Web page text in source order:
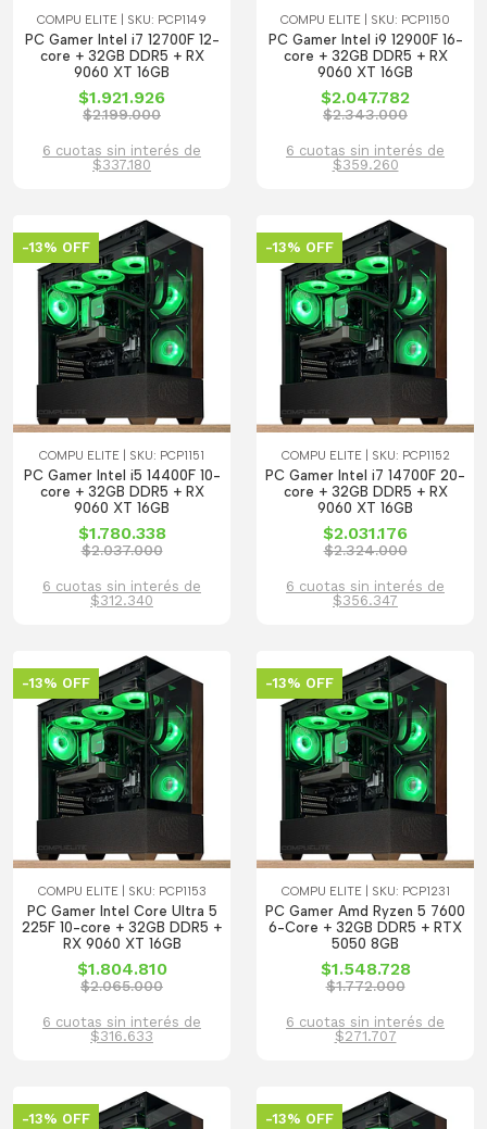
COMPU ELITE | SKU: PCP1149
PC Gamer Intel i7 12700F 12-
core + 32GB DDR5 + RX
9060 XT 16GB
$1.921.926
$2.199.000
6 cuotas sin interés de
$337.180
COMPU ELITE | SKU: PCP1150
PC Gamer Intel i9 12900F 16-
core + 32GB DDR5 + RX
9060 XT 16GB
$2.047.782
$2.343.000
6 cuotas sin interés de
$359.260
-13% OFF
COMPU ELITE | SKU: PCP1151
PC Gamer Intel i5 14400F 10-
core + 32GB DDR5 + RX
9060 XT 16GB
$1.780.338
$2.037.000
6 cuotas sin interés de
$312.340
-13% OFF
COMPU ELITE | SKU: PCP1152
PC Gamer Intel i7 14700F 20-
core + 32GB DDR5 + RX
9060 XT 16GB
$2.031.176
$2.324.000
6 cuotas sin interés de
$356.347
-13% OFF
COMPU ELITE | SKU: PCP1153
PC Gamer Intel Core Ultra 5
225F 10-core + 32GB DDR5 +
RX 9060 XT 16GB
$1.804.810
$2.065.000
6 cuotas sin interés de
$316.633
-13% OFF
COMPU ELITE | SKU: PCP1231
PC Gamer Amd Ryzen 5 7600
6-Core + 32GB DDR5 + RTX
5050 8GB
$1.548.728
$1.772.000
6 cuotas sin interés de
$271.707
-13% OFF -13% OFF